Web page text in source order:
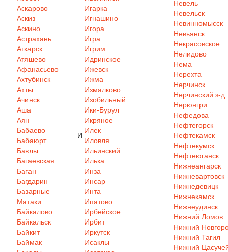
Аскарово
Аскиз
Аскино
Астрахань
Аткарск
Атяшево
Афанасьево
Ахтубинск
Ахты
Ачинск
Аша
Аян
Бабаево
Бабаюрт
Бавлы
Багаевская
Баган
Багдарин
Базарные
Матаки
Байкалово
Байкальск
Байкит
Баймак
И
Игарка
Игнашино
Игора
Игра
Игрим
Идринское
Ижевск
Ижма
Измалково
Изобильный
Ики-Бурул
Икряное
Илек
Иловля
Ильинский
Илька
Инза
Инсар
Инта
Ипатово
Ирбейское
Ирбит
Иркутск
Исаклы
Невель
Невельск
Невинномысск
Невьянск
Некрасовское
Нелидово
Нема
Нерехта
Нерчинск
Нерчинский з-д
Нерюнгри
Нефедова
Нефтегорск
Нефтекамск
Нефтекумск
Нефтеюганск
Нижнеангарск
Нижневартовск
Нижнедевицк
Нижнекамск
Нижнеудинск
Нижний Ломов
Нижний
Нижний Тагил
Нижний